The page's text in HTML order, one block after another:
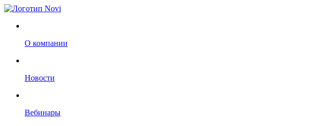
О компании
Новости
Вебинары